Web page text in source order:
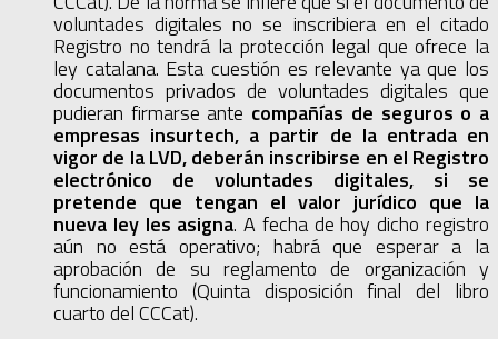
voluntades digitales no se inscribiera en el citado
Registro no tendrá la protección legal que ofrece la
ley catalana. Esta cuestión es relevante ya que los
documentos privados de voluntades digitales que
pudieran firmarse ante compañías de seguros o a
empresas insurtech, a partir de la entrada en
vigor de la LVD, deberán inscribirse en el Registro
electrónico de voluntades digitales, si se
pretende que tengan el valor jurídico que la
nueva ley les asigna. A fecha de hoy dicho registro
aún no está operativo; habrá que esperar a la
aprobación de su reglamento de organización y
funcionamiento (Quinta disposición final del libro
cuarto del CCCat).